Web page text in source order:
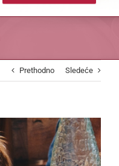
Prethodno Sledeće